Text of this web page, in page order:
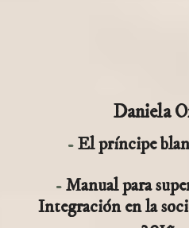
Daniela
El príncipe
Manual para
Integración en la